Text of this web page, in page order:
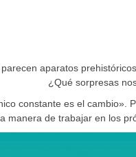
aparatos
¿Qué sorpresas
constante es el cambio».
manera de trabajar en los